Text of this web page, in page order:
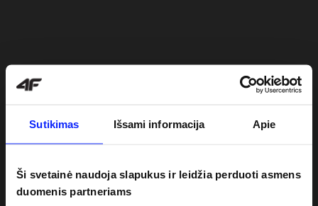
Sutikimas Išsami informacija Apie
Ši svetainė naudoja slapukus ir leidžia perduoti asmens
duomenis partneriams